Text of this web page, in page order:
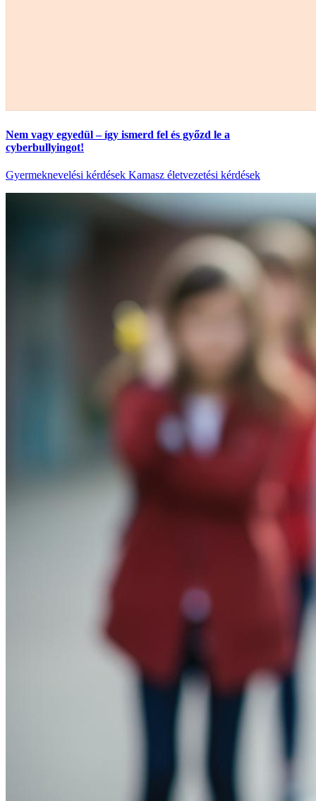
Nem vagy egyedül – így ismerd fel és győzd le a
cyberbullyingot!
Gyermeknevelési kérdések Kamasz életvezetési kérdések